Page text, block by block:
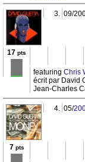
3. 09/
17 pts
featuring Chris
écrit par David
Jean-Charles
4. 05/
7 pts